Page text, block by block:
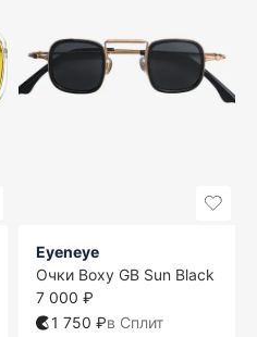
Eyeneye
Очки Boxy GB Sun Black
7 000 ₽
1 750 ₽в Сплит